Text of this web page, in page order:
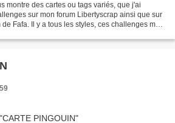
montre des cartes ou tags variés, que j'ai
sur mon forum Libertyscrap ainsi que sur
Fafa. Il y a tous les styles, ces challenges me